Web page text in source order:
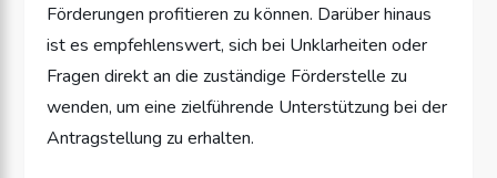
Förderungen profitieren zu können. Darüber hinaus
ist es empfehlenswert, sich bei Unklarheiten oder
Fragen direkt an die zuständige Förderstelle zu
wenden, um eine zielführende Unterstützung bei der
Antragstellung zu erhalten.